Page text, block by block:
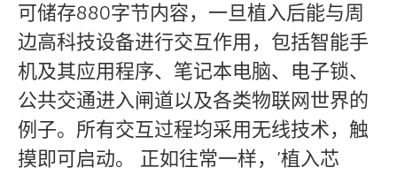
可储存880字节内容，一旦植入后能与周
边高科技设备进行交互作用，包括智能手
机及其应用程序、笔记本电脑、电子锁、
公共交通进入闸道以及各类物联网世界的
例子。所有交互过程均采用无线技术，触
摸即可启动。 正如往常一样，’植入芯